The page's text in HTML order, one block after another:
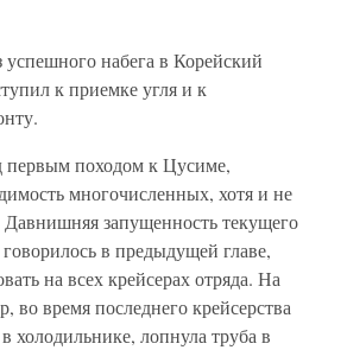
набега в Корейский
к приемке угля и к
первым походом к Цусиме,
многочисленных, хотя и не
запущенность текущего
в предыдущей главе,
на всех крейсерах отряда. На
во время последнего крейсерства
холодильнике, лопнула труба в